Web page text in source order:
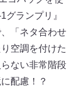
グランプリ』
「ネタ合わせ
空調を付けた
ない非常階段
配慮！？